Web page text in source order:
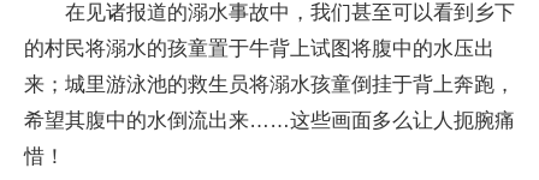
在见诸报道的溺水事故中，我们甚至可以看到乡下
的村民将溺水的孩童置于牛背上试图将腹中的水压出
来；城里游泳池的救生员将溺水孩童倒挂于背上奔跑，
希望其腹中的水倒流出来……这些画面多么让人扼腕痛
惜！